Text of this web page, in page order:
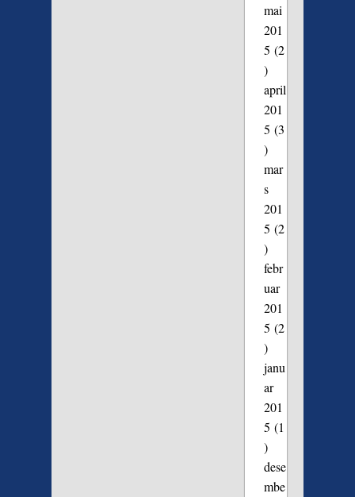
mai
201
5 (2
)
april
201
5 (3
)
mar
s
201
5 (2
)
febr
uar
201
5 (2
)
janu
ar
201
5 (1
)
dese
mbe